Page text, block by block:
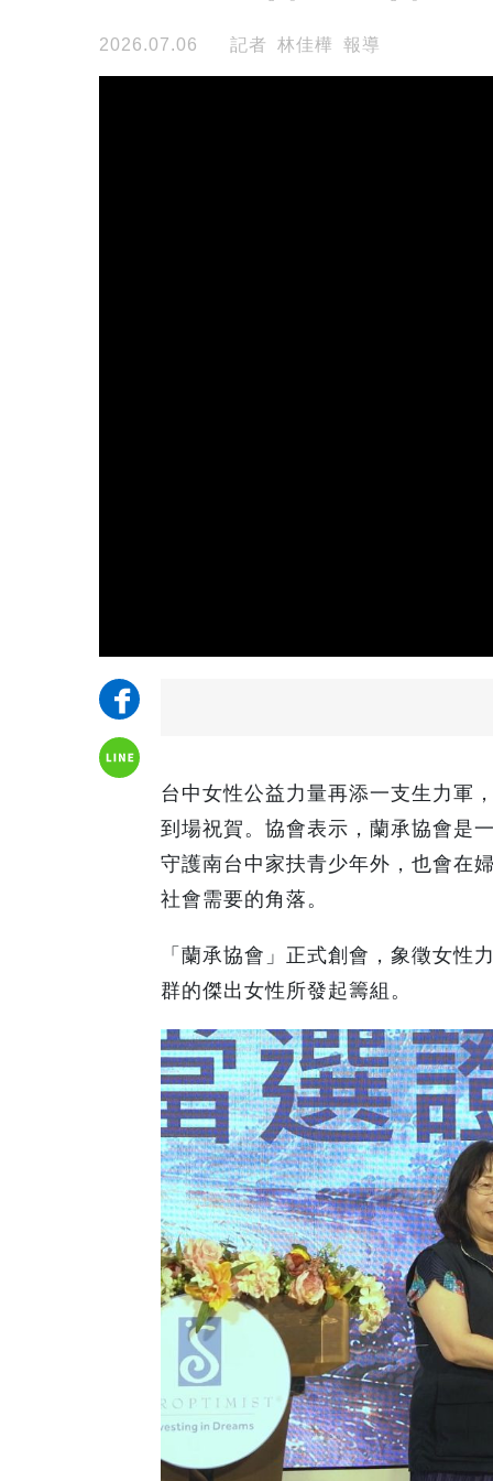
2026.07.06 記者 林佳樺 報導
台中女性公益力量再添一支生力軍
到場祝賀。協會表示，蘭承協會是
守護南台中家扶青少年外，也會在
社會需要的角落。
「蘭承協會」正式創會，象徵女性
群的傑出女性所發起籌組。